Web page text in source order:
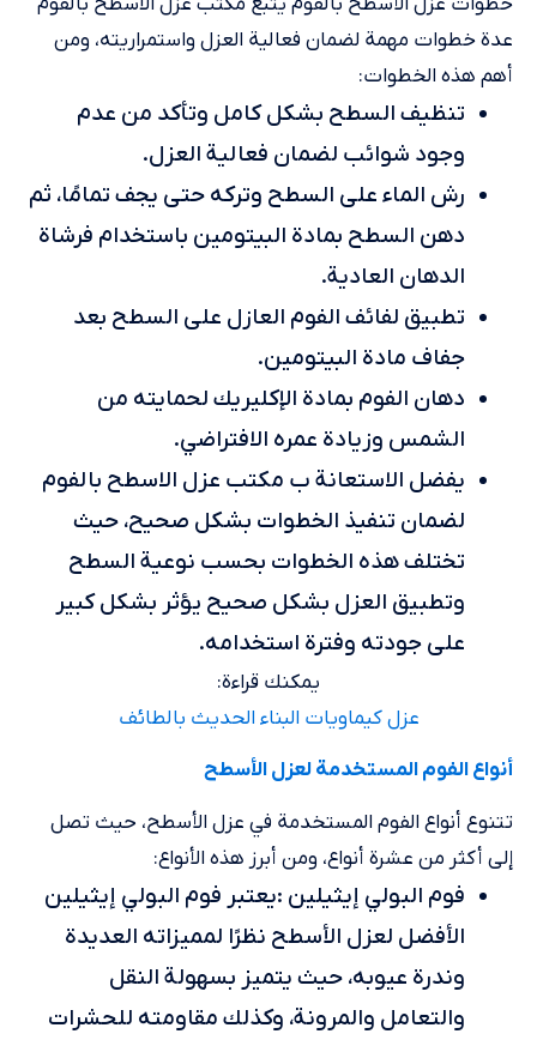
عدة خطوات مهمة لضمان فعالية العزل واستمراريته، ومن
أهم هذه الخطوات:
تنظيف السطح بشكل كامل وتأكد من عدم
وجود شوائب لضمان فعالية العزل.
رش الماء على السطح وتركه حتى يجف تمامًا، ثم
دهن السطح بمادة البيتومين باستخدام فرشاة
الدهان العادية.
تطبيق لفائف الفوم العازل على السطح بعد
جفاف مادة البيتومين.
دهان الفوم بمادة الإكليريك لحمايته من
الشمس وزيادة عمره الافتراضي.
يفضل الاستعانة ب مكتب عزل الاسطح بالفوم
لضمان تنفيذ الخطوات بشكل صحيح، حيث
تختلف هذه الخطوات بحسب نوعية السطح
وتطبيق العزل بشكل صحيح يؤثر بشكل كبير
على جودته وفترة استخدامه.
يمكنك قراءة:
عزل كيماويات البناء الحديث بالطائف
أنواع الفوم المستخدمة لعزل الأسطح
تتنوع أنواع الفوم المستخدمة في عزل الأسطح، حيث تصل
إلى أكثر من عشرة أنواع، ومن أبرز هذه الأنواع:
فوم البولي إيثيلين :يعتبر فوم البولي إيثيلين
الأفضل لعزل الأسطح نظرًا لمميزاته العديدة
وندرة عيوبه، حيث يتميز بسهولة النقل
والتعامل والمرونة، وكذلك مقاومته للحشرات